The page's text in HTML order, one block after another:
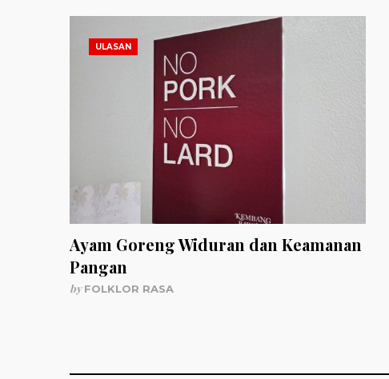
ULASAN
Ayam Goreng Widuran dan Keamanan
Pangan
byFOLKLOR RASA